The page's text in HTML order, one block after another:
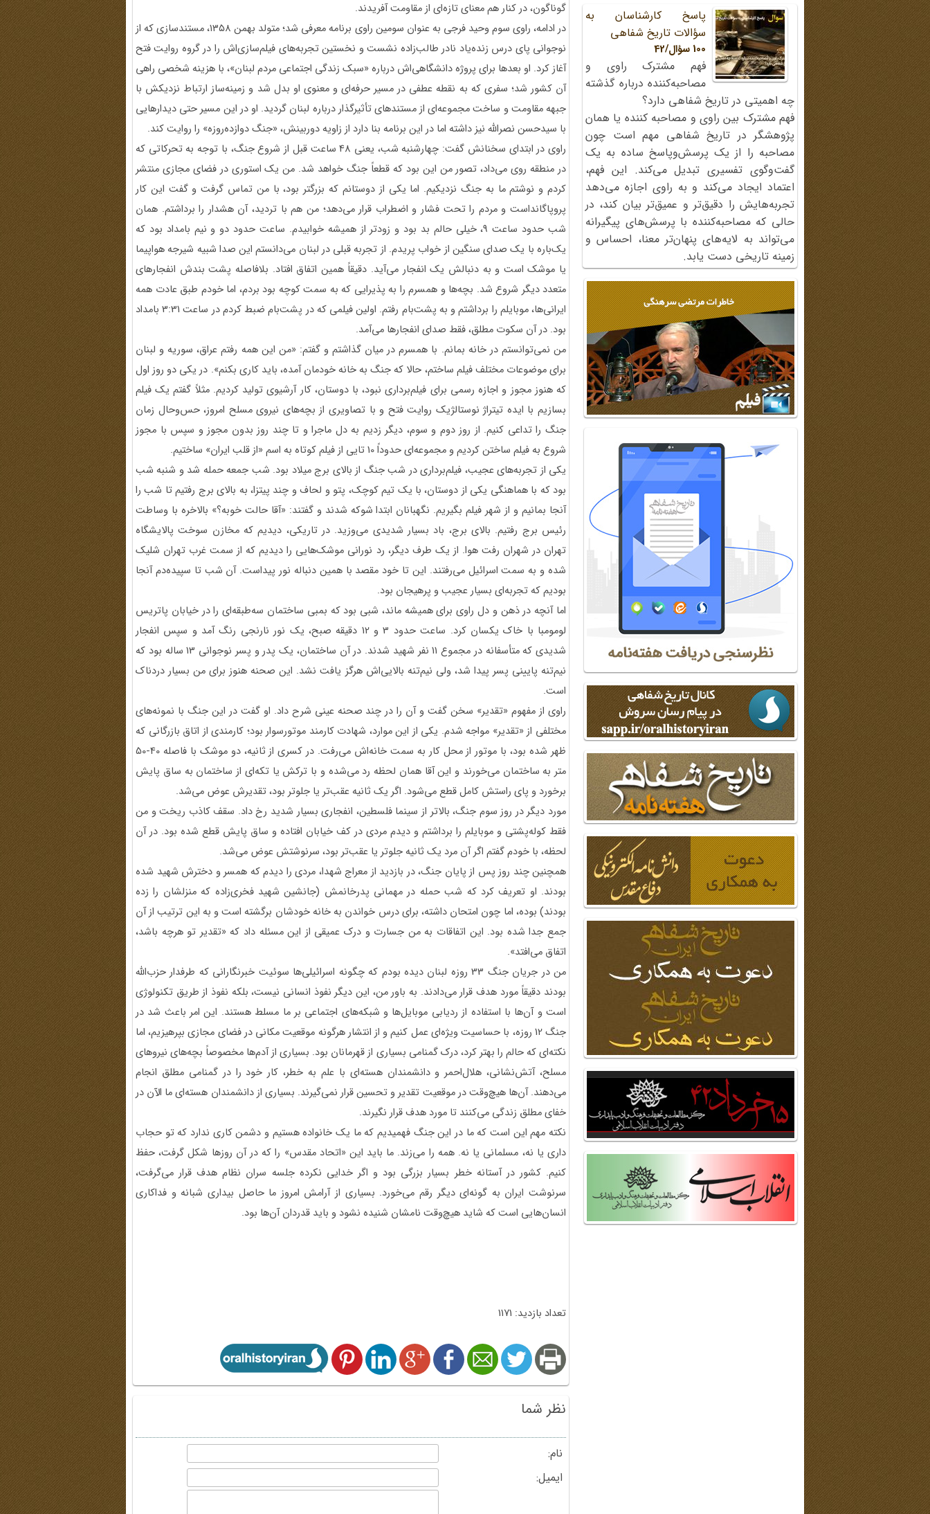
گوناگون، در کنار هم معنای تازه‌ای از مقاومت آفریدند.
در ادامه، راوی سوم وحید فرجی به عنوان سومین راوی برنامه معرفی شد؛ متولد بهمن ۱۳۵۸، مستندسازی که از
نوجوانی پای درس زنده‌یاد نادر طالب‌زاده نشست و نخستین تجربه‌های فیلم‌سازی‌اش را در گروه روایت فتح
آغاز کرد. او بعدها برای پروژه دانشگاهی‌اش درباره «سبک زندگی اجتماعی مردم لبنان»، با هزینه شخصی راهی
آن کشور شد؛ سفری که به نقطه عطفی در مسیر حرفه‌ای و معنوی او بدل شد و زمینه‌ساز ارتباط نزدیکش با
جبهه مقاومت و ساخت مجموعه‌ای از مستندهای تأثیرگذار درباره لبنان گردید. او در این مسیر حتی دیدارهایی
با سیدحسن نصرالله نیز داشته اما در این برنامه بنا دارد از زاویه دوربینش، «جنگ دوازده‌روزه» را روایت کند.
راوی در ابتدای سخنانش گفت: چهارشنبه شب، یعنی 48 ساعت قبل از شروع جنگ، با توجه به تحرکاتی که
در منطقه روی می‌داد، تصور من این بود که قطعاً جنگ خواهد شد. من یک استوری در فضای مجازی منتشر
کردم و نوشتم ما به جنگ نزدیکیم. اما یکی از دوستانم که بزرگتر بود، با من تماس گرفت و گفت این کار
پروپاگانداست و مردم را تحت فشار و اضطراب قرار می‌دهد؛ من هم با تردید، آن هشدار را برداشتم. همان
شب حدود ساعت 9، خیلی حالم بد بود و زودتر از همیشه خوابیدم. ساعت حدود دو و نیم بامداد بود که
یک‌باره با یک صدای سنگین از خواب پریدم. از تجربه قبلی در لبنان می‌دانستم این صدا شبیه شیرجه هواپیما
یا موشک است و به دنبالش یک انفجار می‌آید. دقیقاً همین اتفاق افتاد. بلافاصله پشت بندش انفجارهای
متعدد دیگر شروع شد. بچه‌ها و همسرم را به پذیرایی که به سمت کوچه بود بردم، اما خودم طبق عادت همه
ایرانی‌ها، موبایلم را برداشتم و به پشت‌بام رفتم. اولین فیلمی که در پشت‌بام ضبط کردم در ساعت 3:31 بامداد
بود. در آن سکوت مطلق، فقط صدای انفجارها می‌آمد.
من نمی‌توانستم در خانه بمانم. با همسرم در میان گذاشتم و گفتم: «من این همه رفتم عراق، سوریه و لبنان
برای موضوعات مختلف فیلم ساختم، حالا که جنگ به خانه خودمان آمده، باید کاری بکنم». در یکی دو روز اول
که هنوز مجوز و اجازه رسمی برای فیلم‌برداری نبود، با دوستان، کار آرشیوی تولید کردیم. مثلاً گفتم یک فیلم
بسازیم با ایده تیتراژ نوستالژیک روایت فتح و با تصاویری از بچه‌های نیروی مسلح امروز، حس‌وحال زمان
جنگ را تداعی کنیم. از روز دوم و سوم، دیگر زدیم به دل ماجرا و تا چند روز بدون مجوز و سپس با مجوز
شروع به فیلم ساختن کردیم و مجموعه‌ای حدوداً 10 تایی از فیلم کوتاه به اسم «از قلب ایران» ساختیم.
یکی از تجربه‌های عجیب، فیلم‌برداری در شب جنگ از بالای برج میلاد بود. شب جمعه حمله شد و شنبه شب
بود که با هماهنگی یکی از دوستان، با یک تیم کوچک، پتو و لحاف و چند پیتزا، به بالای برج رفتیم تا شب را
آنجا بمانیم و از شهر فیلم بگیریم. نگهبانان ابتدا شوکه شدند و گفتند: «آقا حالت خوبه؟» بالاخره با وساطت
رئیس برج رفتیم. بالای برج، باد بسیار شدیدی می‌وزید. در تاریکی، دیدیم که مخازن سوخت پالایشگاه
تهران در شهران رفت هوا. از یک طرف دیگر، رد نورانی موشک‌هایی را دیدیم که از سمت غرب تهران شلیک
شده و به سمت اسرائیل می‌رفتند. این تا خود مقصد با همین دنباله نور پیداست. آن شب تا سپیده‌دم آنجا
بودیم که تجربه‌ای بسیار عجیب و پرهیجان بود.
اما آنچه در ذهن و دل راوی برای همیشه ماند، شبی بود که بمبی ساختمان سه‌طبقه‌ای را در خیابان پاتریس
لومومبا با خاک یکسان کرد. ساعت حدود 3 و 12 دقیقه صبح، یک نور نارنجی رنگ آمد و سپس انفجار
شدیدی که متأسفانه در مجموع 11 نفر شهید شدند. در آن ساختمان، یک پدر و پسر نوجوانی 13 ساله بود که
نیم‌تنه پایینی پسر پیدا شد، ولی نیم‌تنه بالایی‌اش هرگز یافت نشد. این صحنه هنوز برای من بسیار دردناک
است.
راوی از مفهوم «تقدیر» سخن گفت و آن را در چند صحنه عینی شرح داد. او گفت در این جنگ با نمونه‌های
مختلفی از «تقدیر» مواجه شدم. یکی از این موارد، شهادت کارمند موتورسوار بود؛ کارمندی از اتاق بازرگانی که
ظهر شده بود، با موتور از محل کار به سمت خانه‌اش می‌رفت. در کسری از ثانیه، دو موشک با فاصله 40-50
متر به ساختمان می‌خورند و این آقا همان لحظه رد می‌شده و با ترکش یا تکه‌ای از ساختمان به ساق پایش
برخورد و پای راستش کامل قطع می‌شود. اگر یک ثانیه عقب‌تر یا جلوتر بود، تقدیرش عوض می‌شد.
مورد دیگر در روز سوم جنگ، بالاتر از سینما فلسطین، انفجاری بسیار شدید رخ داد. سقف کاذب ریخت و من
فقط کوله‌پشتی و موبایلم را برداشتم و دیدم مردی در کف خیابان افتاده و ساق پایش قطع شده بود. در آن
لحظه، با خودم گفتم اگر آن مرد یک ثانیه جلوتر یا عقب‌تر بود، سرنوشتش عوض می‌شد.
همچنین چند روز پس از پایان جنگ، در بازدید از معراج شهدا، مردی را دیدم که همسر و دخترش شهید شده
بودند. او تعریف کرد که شب حمله در مهمانی پدرخانمش (جانشین شهید فخری‌زاده که منزلشان را زده
بودند) بوده، اما چون امتحان داشته، برای درس خواندن به خانه خودشان برگشته است و به این ترتیب از آن
جمع جدا شده بود. این اتفاقات به من جسارت و درک عمیقی از این مسئله داد که «تقدیر تو هرچه باشد،
اتفاق می‌افتد».
من در جریان جنگ 33 روزه لبنان دیده بودم که چگونه اسرائیلی‌ها سوئیت خبرنگارانی که طرفدار حزب‌الله
بودند دقیقاً مورد هدف قرار می‌دادند. به باور من، این دیگر نفوذ انسانی نیست، بلکه نفوذ از طریق تکنولوژی
است و آن‌ها با استفاده از ردیابی موبایل‌ها و شبکه‌های اجتماعی بر ما مسلط هستند. این امر باعث شد در
جنگ 12 روزه، با حساسیت ویژه‌ای عمل کنیم و از انتشار هرگونه موقعیت مکانی در فضای مجازی بپرهیزیم، اما
نکته‌ای که حالم را بهتر کرد، درک گمنامی بسیاری از قهرمانان بود. بسیاری از آدم‌ها مخصوصاً بچه‌های نیروهای
مسلح، آتش‌نشانی، هلال‌احمر و دانشمندان هسته‌ای با علم به خطر، کار خود را در گمنامی مطلق انجام
می‌دهند. آن‌ها هیچ‌وقت در موقعیت تقدیر و تحسین قرار نمی‌گیرند. بسیاری از دانشمندان هسته‌ای ما الآن در
خفای مطلق زندگی می‌کنند تا مورد هدف قرار نگیرند.
نکته مهم این است که ما در این جنگ فهمیدیم که ما یک خانواده هستیم و دشمن کاری ندارد که تو حجاب
داری یا نه، مسلمانی یا نه. همه را می‌زند. ما باید این «اتحاد مقدس» را که در آن روزها شکل گرفت، حفظ
کنیم. کشور در آستانه خطر بسیار بزرگی بود و اگر خدایی نکرده جلسه سران نظام هدف قرار می‌گرفت،
سرنوشت ایران به گونه‌ای دیگر رقم می‌خورد. بسیاری از آرامش امروز ما حاصل بیداری شبانه و فداکاری
انسان‌هایی است که شاید هیچ‌وقت نامشان شنیده نشود و باید قدردان آن‌ها بود.
تعداد بازدید: 1171
نظر شما
نام:
ایمیل:
پاسخ کارشناسان به
سؤالات تاریخ شفاهی
100 سؤال/42
فهم مشترک راوی و
مصاحبه‌کننده درباره گذشته
چه اهمیتی در تاریخ شفاهی دارد؟
فهم مشترک بین راوی و مصاحبه کننده یا همان
پژوهشگر در تاریخ شفاهی مهم است چون
مصاحبه را از یک پرسش‌وپاسخ ساده به یک
گفت‌وگوی تفسیری تبدیل می‌کند. این فهم،
اعتماد ایجاد می‌کند و به راوی اجازه می‌دهد
تجربه‌هایش را دقیق‌تر و عمیق‌تر بیان کند، در
حالی که مصاحبه‌کننده با پرسش‌های پیگیرانه
می‌تواند به لایه‌های پنهان‌تر معنا، احساس و
زمینه تاریخی دست یابد.